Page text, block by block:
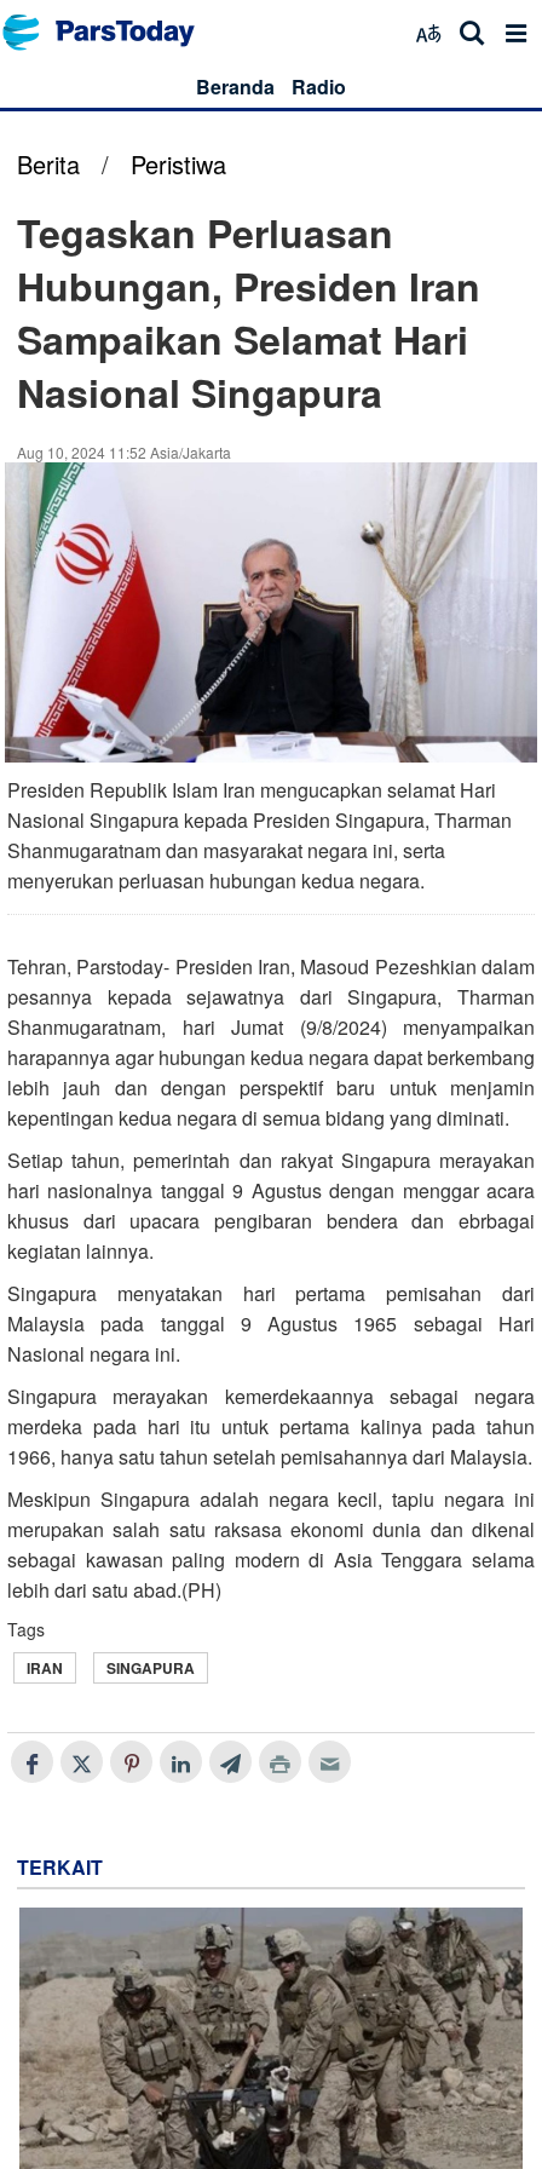
Beranda Radio
Berita / Peristiwa
Tegaskan Perluasan
Hubungan, Presiden Iran
Sampaikan Selamat Hari
Nasional Singapura
Aug 10, 2024 11:52 Asia/Jakarta
Presiden Republik Islam Iran mengucapkan selamat Hari
Nasional Singapura kepada Presiden Singapura, Tharman
Shanmugaratnam dan masyarakat negara ini, serta
menyerukan perluasan hubungan kedua negara.
Tehran, Parstoday- Presiden Iran, Masoud Pezeshkian dalam
pesannya kepada sejawatnya dari Singapura, Tharman
Shanmugaratnam, hari Jumat (9/8/2024) menyampaikan
harapannya agar hubungan kedua negara dapat berkembang
lebih jauh dan dengan perspektif baru untuk menjamin
kepentingan kedua negara di semua bidang yang diminati.
Setiap tahun, pemerintah dan rakyat Singapura merayakan
hari nasionalnya tanggal 9 Agustus dengan menggar acara
khusus dari upacara pengibaran bendera dan ebrbagai
kegiatan lainnya.
Singapura menyatakan hari pertama pemisahan dari
Malaysia pada tanggal 9 Agustus 1965 sebagai Hari
Nasional negara ini.
Singapura merayakan kemerdekaannya sebagai negara
merdeka pada hari itu untuk pertama kalinya pada tahun
1966, hanya satu tahun setelah pemisahannya dari Malaysia.
Meskipun Singapura adalah negara kecil, tapiu negara ini
merupakan salah satu raksasa ekonomi dunia dan dikenal
sebagai kawasan paling modern di Asia Tenggara selama
lebih dari satu abad.(PH)
Tags
IRAN SINGAPURA
TERKAIT